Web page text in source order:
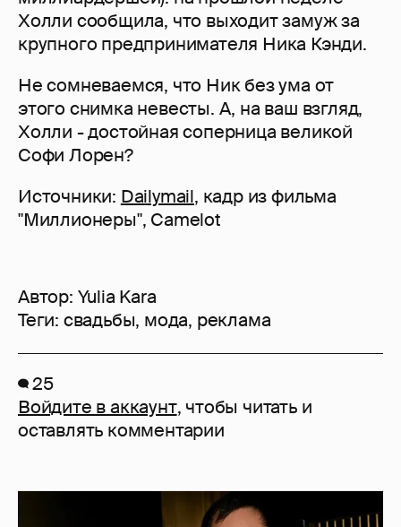
Холли сообщила, что выходит замуж за
крупного предпринимателя Ника Кэнди.
Не сомневаемся, что Ник без ума от
этого снимка невесты. А, на ваш взгляд,
Холли - достойная соперница великой
Софи Лорен?
Источники: Dailymail, кадр из фильма
"Миллионеры", Camelot
Автор: Yulia Kara
Теги: свадьбы, мода, реклама
25
Войдите в аккаунт, чтобы читать и
оставлять комментарии